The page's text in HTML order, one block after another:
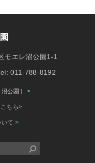
モエレ沼公園1-1
011-788-8192
沼公園］>
ちら>
て >